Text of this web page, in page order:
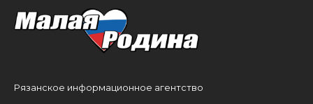
Рязанское информационное агентство